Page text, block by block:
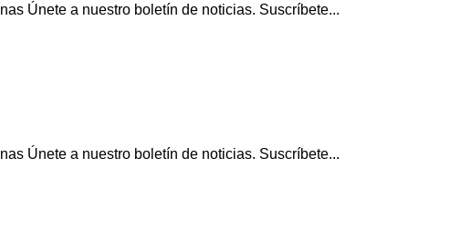
Únete a nuestro boletín de noticias. Suscríbete...
Únete a nuestro boletín de noticias. Suscríbete...